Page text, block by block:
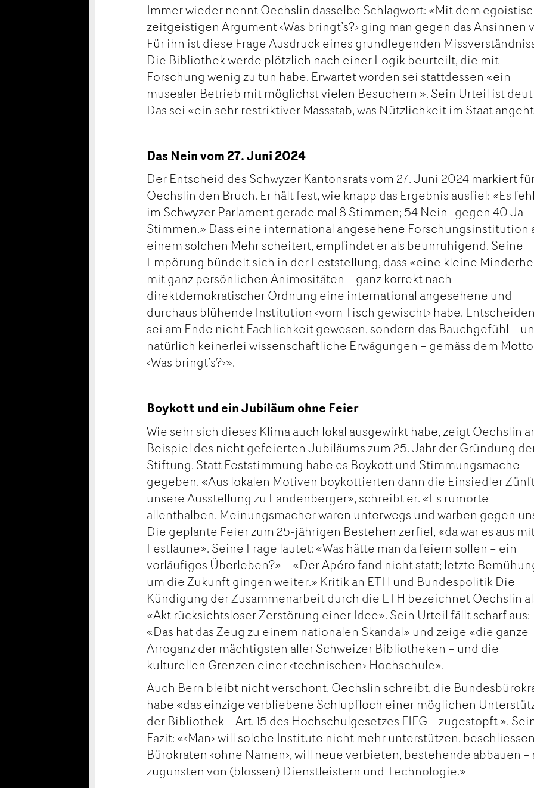
Immer wieder nennt Oechslin dasselbe Schlagwort: «Mit dem
zeitgeistigen Argument ‹Was bringt’s?› ging man gegen das Ansinnen
Für ihn ist diese Frage Ausdruck eines grundlegenden
Die Bibliothek werde plötzlich nach einer Logik beurteilt, die mit
Forschung wenig zu tun habe. Erwartet worden sei stattdessen «ein
musealer Betrieb mit möglichst vielen Besuchern ». Sein Urteil ist
Das sei «ein sehr restriktiver Massstab, was Nützlichkeit im Staat
Das Nein vom 27. Juni 2024
Der Entscheid des Schwyzer Kantonsrats vom 27. Juni 2024 markiert
Oechslin den Bruch. Er hält fest, wie knapp das Ergebnis ausfiel: «Es
im Schwyzer Parlament gerade mal 8 Stimmen; 54 Nein- gegen 40 Ja-
Stimmen.» Dass eine international angesehene Forschungsinstitution
einem solchen Mehr scheitert, empfindet er als beunruhigend. Seine
Empörung bündelt sich in der Feststellung, dass «eine kleine
mit ganz persönlichen Animositäten – ganz korrekt nach
direktdemokratischer Ordnung eine international angesehene und
durchaus blühende Institution ‹vom Tisch gewischt› habe.
sei am Ende nicht Fachlichkeit gewesen, sondern das Bauchgefühl –
natürlich keinerlei wissenschaftliche Erwägungen – gemäss dem Motto
‹Was bringt’s?›».
Boykott und ein Jubiläum ohne Feier
Wie sehr sich dieses Klima auch lokal ausgewirkt habe, zeigt Oechslin
Beispiel des nicht gefeierten Jubiläums zum 25. Jahr der Gründung
Stiftung. Statt Feststimmung habe es Boykott und Stimmungsmache
gegeben. «Aus lokalen Motiven boykottierten dann die Einsiedler
unsere Ausstellung zu Landenberger», schreibt er. «Es rumorte
allenthalben. Meinungsmacher waren unterwegs und warben gegen
Die geplante Feier zum 25-jährigen Bestehen zerfiel, «da war es aus
Festlaune». Seine Frage lautet: «Was hätte man da feiern sollen – ein
vorläufiges Überleben?» – «Der Apéro fand nicht statt; letzte
um die Zukunft gingen weiter.» Kritik an ETH und Bundespolitik Die
Kündigung der Zusammenarbeit durch die ETH bezeichnet Oechslin
«Akt rücksichtsloser Zerstörung einer Idee». Sein Urteil fällt scharf aus:
«Das hat das Zeug zu einem nationalen Skandal» und zeige «die ganze
Arroganz der mächtigsten aller Schweizer Bibliotheken – und die
kulturellen Grenzen einer ‹technischen› Hochschule».
Auch Bern bleibt nicht verschont. Oechslin schreibt, die
habe «das einzige verbliebene Schlupfloch einer möglichen
der Bibliothek – Art. 15 des Hochschulgesetzes FIFG – zugestopft ».
Fazit: «‹Man› will solche Institute nicht mehr unterstützen, beschliessen
Bürokraten ‹ohne Namen›, will neue verbieten, bestehende abbauen –
zugunsten von (blossen) Dienstleistern und Technologie.»